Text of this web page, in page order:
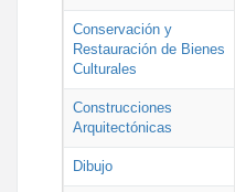
Conservación y
Restauración de Bienes
Culturales
Construcciones
Arquitectónicas
Dibujo